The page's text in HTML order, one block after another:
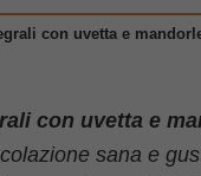
con uvetta e
con uvetta e
sana e